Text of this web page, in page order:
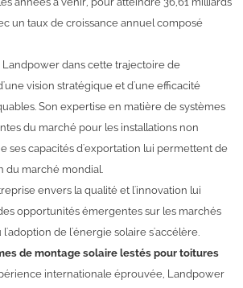
un taux de croissance annuel composé
dans cette trajectoire de
vision stratégique et d'une efficacité
Son expertise en matière de systèmes
du marché pour les installations non
ses capacités d'exportation lui permettent de
du marché mondial.
envers la qualité et l'innovation lui
opportunités émergentes sur les marchés
de l'énergie solaire s'accélère.
de montage solaire lestés pour toitures
internationale éprouvée, Landpower